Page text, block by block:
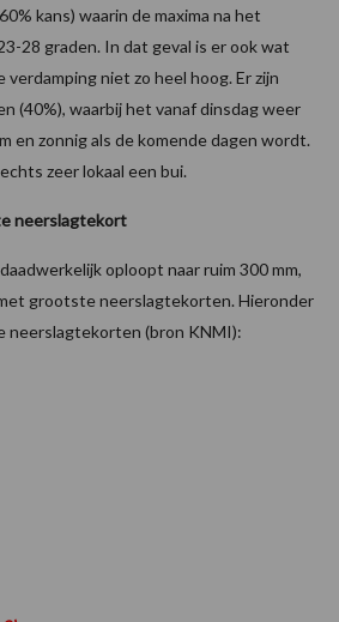
kans) waarin de maxima na het
28 graden. In dat geval is er ook wat
verdamping niet zo heel hoog. Er zijn
(40%), waarbij het vanaf dinsdag weer
en zonnig als de komende dagen wordt.
zeer lokaal een bui.
neerslagtekort
oploopt naar ruim 300 mm,
grootste neerslagtekorten. Hieronder
neerslagtekorten (bron KNMI):